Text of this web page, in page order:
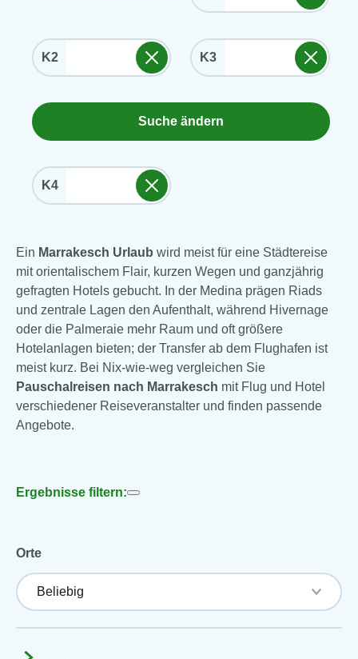
K2 K3
K4
Suche ändern
Ein Marrakesch Urlaub wird meist für eine Städtereise
mit orientalischem Flair, kurzen Wegen und ganzjährig
gefragten Hotels gebucht. In der Medina prägen Riads
und zentrale Lagen den Aufenthalt, während Hivernage
oder die Palmeraie mehr Raum und oft größere
Hotelanlagen bieten; der Transfer ab dem Flughafen ist
meist kurz. Bei Nix-wie-weg vergleichen Sie
Pauschalreisen nach Marrakesch mit Flug und Hotel
verschiedener Reiseveranstalter und finden passende
Angebote.
Ergebnisse filtern:
Orte